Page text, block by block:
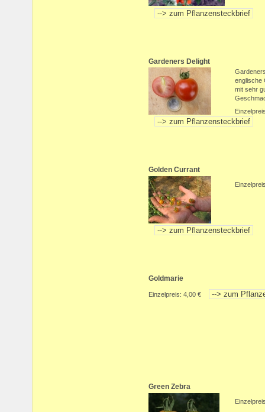
Gardeners Delight
englische
mit sehr
Golden Currant
Goldmarie
Einzelpreis: 4,00 €
Green Zebra